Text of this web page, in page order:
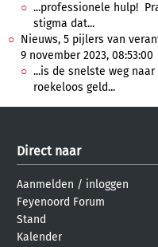
...professionele hulp!
stigma dat...
Nieuws, 5 pijlers van
9 november 2023, 08:53:00
...is de snelste weg
roekeloos geld...
Direct naar
Aanmelden / inloggen
Feyenoord Forum
Stand
Kalender